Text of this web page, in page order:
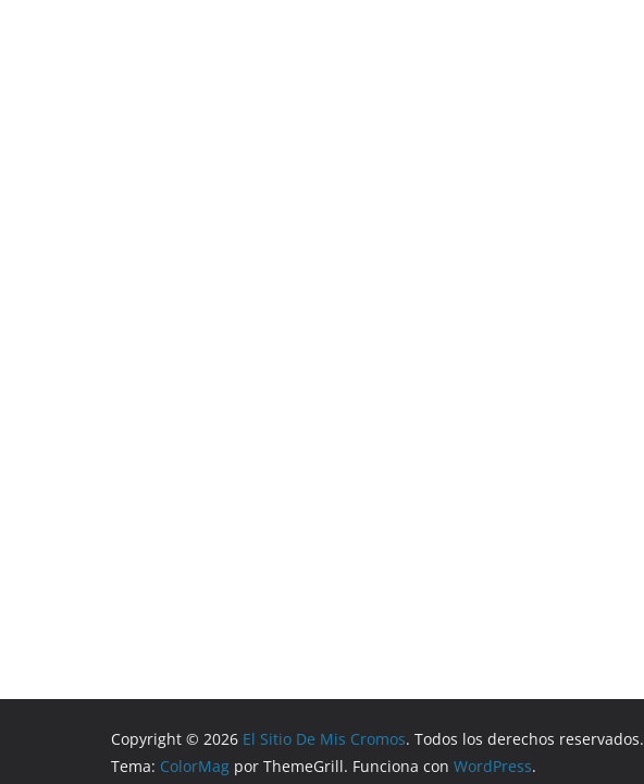
Copyright © 2026 El Sitio De Mis Cromos. Todos los derechos reservados.
Tema: ColorMag por ThemeGrill. Funciona con WordPress.